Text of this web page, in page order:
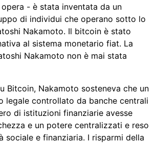
- è stata inventata da un
di individui che operano sotto lo
Nakamoto. Il bitcoin è stato
al sistema monetario fiat. La
Nakamoto non è mai stata
Bitcoin, Nakamoto sosteneva che un
legale controllato da banche centrali
di istituzioni finanziarie avesse
e un potere centralizzati e reso
sociale e finanziaria. I risparmi della